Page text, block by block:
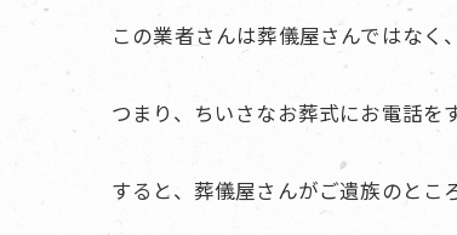
この業者さんは葬儀屋さんではなく
つまり、ちいさなお葬式にお電話を
すると、葬儀屋さんがご遺族のとこ